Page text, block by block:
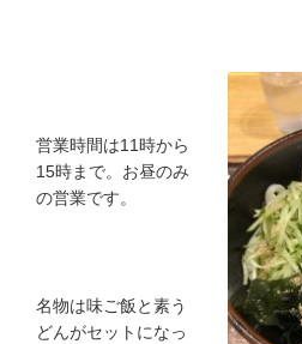
営業時間は11時から
15時まで。お昼のみ
の営業です。
名物は味ご飯と素う
どんがセットになっ